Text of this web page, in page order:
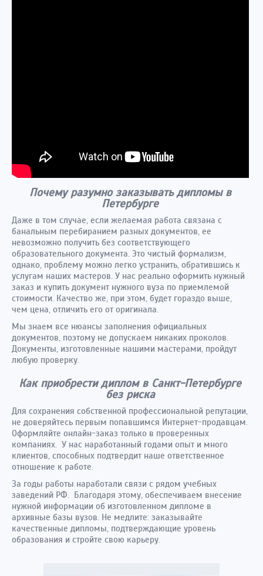
Почему разумно заказывать дипломы в
Петербурге
Даже в том случае, если желаемая работа связана с
банальным перебиранием разных документов, ее
невозможно получить без соответствующего
образовательного документа. Это чистый формализм,
однако, проблему можно легко устранить, обратившись к
услугам наших мастеров. У нас реально оформить нужный
заказ и купить документ нужного вуза по приемлемой
стоимости. Качество же, при этом, будет гораздо выше,
чем цена, отличить его от оригинала.
Мы знаем все нюансы заполнения официальных
документов, поэтому не допускаем никаких проколов.
Документы, изготовленные нашими мастерами, пройдут
любую проверку.
Как приобрести диплом в Санкт-Петербурге
без риска
Для сохранения собственной профессиональной репутации,
не доверяйтесь первым попавшимся Интернет-продавцам.
Оформляйте онлайн-заказ только в проверенных
компаниях. У нас наработанный годами опыт и много
клиентов, способных подтвердит наше ответственное
отношение к работе.
За годы работы наработали связи с рядом учебных
заведений РФ. Благодаря этому, обеспечиваем внесение
нужной информации об изготовленном дипломе в
архивные базы вузов. Не медлите: заказывайте
качественные дипломы, подтверждающие уровень
образования и стройте свою карьеру.